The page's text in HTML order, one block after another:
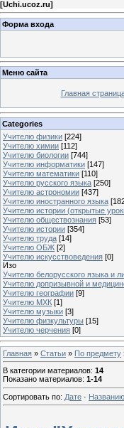
[Uchi.ucoz.ru]
Форма входа
Меню сайта
Главная
Categories
Учителю физики [224]
Учителю химии [112]
Учителю биологии [744]
Учителю информатики [147]
Учителю математики [110]
Учителю русского языка [250]
Учителю астрономии [437]
Учителю иностранного языка
Учителю истории (открытые
Учителю обществознания [53]
Учителю истории [354]
Учителю труда [14]
Учителю ОБЖ [2]
Учителю искусствоведения [0]
Изо
Учителю белорусского языка и
Учителю допризывной и
Учителю географии [9]
Учителю МХК [1]
Учителю музыки [3]
Учителю физкультуры [15]
Учителю черчения [0]
Главная » Статьи » По предмету
В категории материалов: 14
Показано материалов: 1-14
Сортировать по: Дате · Названию